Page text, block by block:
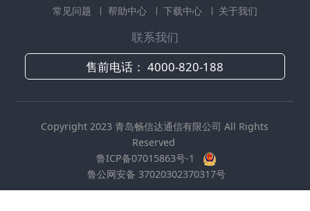
常见问题
帮助中心 下载中心 关于我们
联系我们
售前电话：4000-820-188
Copyright 2023 青岛畅信达通信有限公司 All Rights
Reserved
鲁ICP备07015863号-1
鲁公网安备 37020302370317号